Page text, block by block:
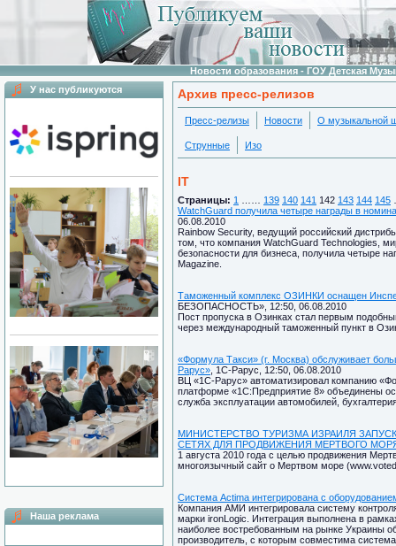
Новости образования - ГОУ Детская
У нас публикуются
Наша реклама
Архив пресс-релизов
Пресс-релизы Новости О музыкальной
Струнные Изо
IT
Страницы: 1 139 140 141 142 143 144 145
WatchGuard получила четыре награды в
06.08.2010
Rainbow Security, ведущий российский
том, что компания WatchGuard Technologies,
безопасности для бизнеса, получила четыре
Magazine.
Таможенный комплекс ОЗИНКИ оснащен
БЕЗОПАСНОСТЬ», 12:50, 06.08.2010
Пост пропуска в Озинках стал первым
через международный таможенный пункт в
«Формула Такси» (г. Москва) обслуживает
Рарус» , 1C-Рарус, 12:50, 06.08.2010
ВЦ «1С-Рарус» автоматизировал компанию
платформе «1С:Предприятие 8» объединены
служба эксплуатации автомобилей,
МИНИСТЕРСТВО ТУРИЗМА ИЗРАИЛЯ
СЕТЯХ ДЛЯ ПРОДВИЖЕНИЯ МЕРТВОГО
1 августа 2010 года с целью продвижения
многоязычный сайт о Мертвом море
Система Actima интегрирована с
Компания АМИ интегрировала систему
марки ironLogic. Интеграция выполнена в
наиболее востребованным на рынке Украины
производитель, с которым совместима